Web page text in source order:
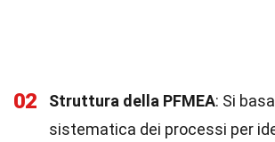
02 Struttura della PFMEA: Si
sistematica dei processi per